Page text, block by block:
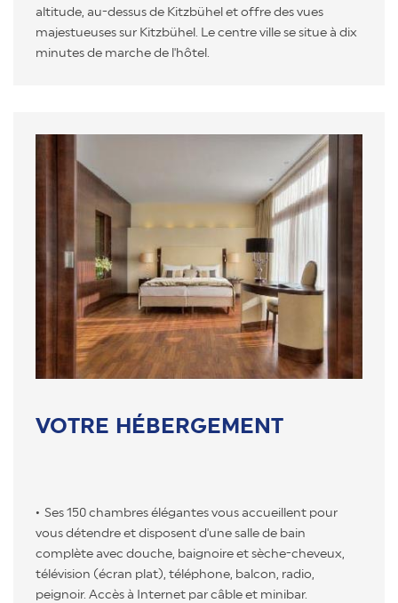
altitude, au-dessus de Kitzbühel et offre des vues
majestueuses sur Kitzbühel. Le centre ville se situe à dix
minutes de marche de l'hôtel.
VOTRE HÉBERGEMENT
Ses 150 chambres élégantes vous accueillent pour
vous détendre et disposent d'une salle de bain
complète avec douche, baignoire et sèche-cheveux,
télévision (écran plat), téléphone, balcon, radio,
peignoir. Accès à Internet par câble et minibar.